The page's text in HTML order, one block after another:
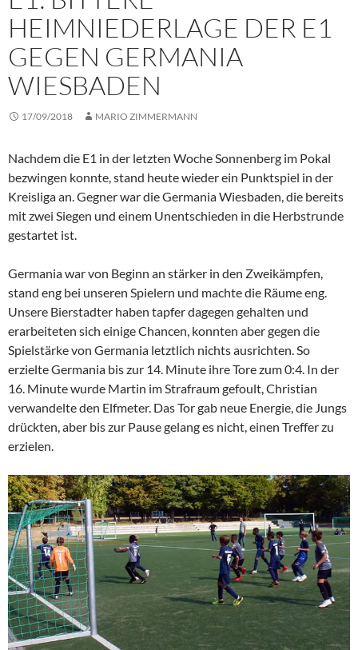
HEIMNIEDERLAGE DER E1
GEGEN GERMANIA
WIESBADEN
17/09/2018 MARIO ZIMMERMANN
Nachdem die E1 in der letzten Woche Sonnenberg im Pokal
bezwingen konnte, stand heute wieder ein Punktspiel in der
Kreisliga an. Gegner war die Germania Wiesbaden, die bereits
mit zwei Siegen und einem Unentschieden in die Herbstrunde
gestartet ist.
Germania war von Beginn an stärker in den Zweikämpfen,
stand eng bei unseren Spielern und machte die Räume eng.
Unsere Bierstadter haben tapfer dagegen gehalten und
erarbeiteten sich einige Chancen, konnten aber gegen die
Spielstärke von Germania letztlich nichts ausrichten. So
erzielte Germania bis zur 14. Minute ihre Tore zum 0:4. In der
16. Minute wurde Martin im Strafraum gefoult, Christian
verwandelte den Elfmeter. Das Tor gab neue Energie, die Jungs
drückten, aber bis zur Pause gelang es nicht, einen Treffer zu
erzielen.